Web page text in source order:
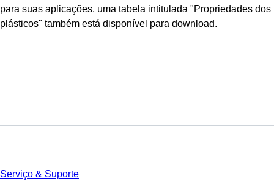
para suas aplicações, uma tabela intitulada "Propriedades dos
plásticos" também está disponível para download.
Serviço & Suporte